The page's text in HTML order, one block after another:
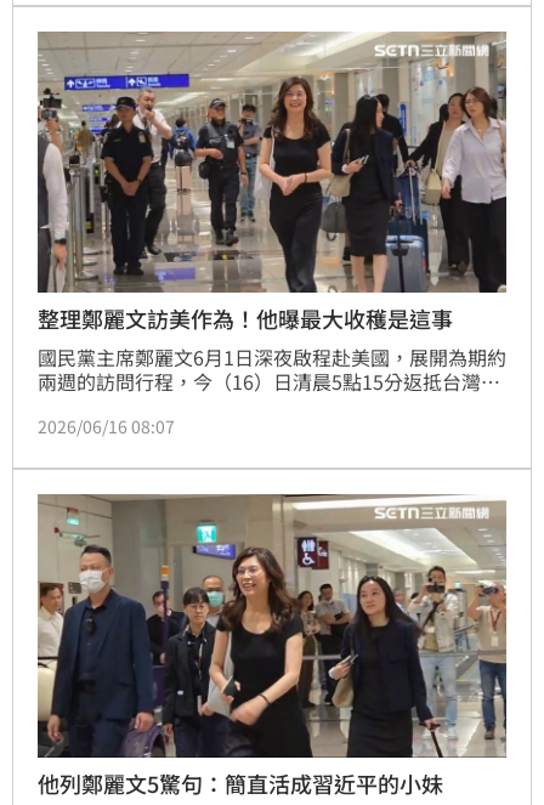
媒體刻意扭曲事實。不過，長期關注台灣政壇的前央視
記者王志安就點出美方不信任鄭麗文的關鍵原因「太親
共了」。
整理鄭麗文訪美作為！他曝最大收穫是這事
國民黨主席鄭麗文6月1日深夜啟程赴美國，展開為期約
兩週的訪問行程，今（16）日清晨5點15分返抵台灣，
向很愛開記者會的她，到現在什麼都沒表示，他也整理
2026/06/16 08:07
他列鄭麗文5驚句：簡直活成習近平的小妹